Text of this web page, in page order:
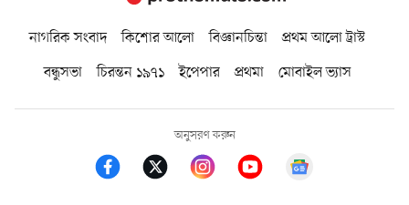
নাগরিক সংবাদ কিশোর আলো বিজ্ঞানচিন্তা
প্রথম আলো ট্রাস্ট
বন্ধুসভা
চিরন্তন ১৯৭১ ইপেপার প্রথমা মোবাইল ভ্যাস
অনুসরণ করুন